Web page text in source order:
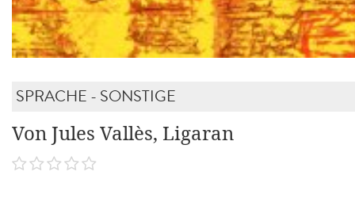
SPRACHE - SONSTIGE
Von Jules Vallès, Ligaran